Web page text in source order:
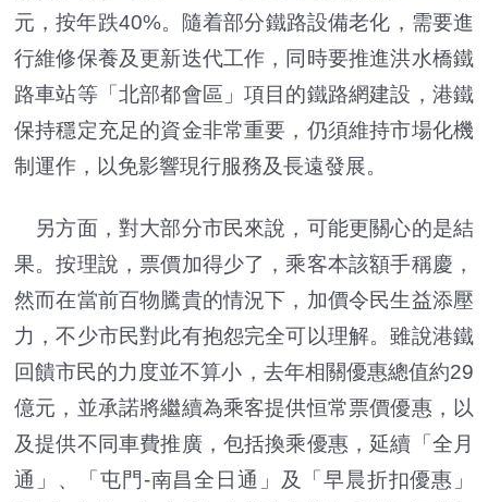
元，按年跌40%。隨着部分鐵路設備老化，需要進
行維修保養及更新迭代工作，同時要推進洪水橋鐵
路車站等「北部都會區」項目的鐵路網建設，港鐵
保持穩定充足的資金非常重要，仍須維持市場化機
制運作，以免影響現行服務及長遠發展。
另方面，對大部分市民來說，可能更關心的是結
果。按理說，票價加得少了，乘客本該額手稱慶，
然而在當前百物騰貴的情況下，加價令民生益添壓
力，不少市民對此有抱怨完全可以理解。雖說港鐵
回饋市民的力度並不算小，去年相關優惠總值約29
億元，並承諾將繼續為乘客提供恒常票價優惠，以
及提供不同車費推廣，包括換乘優惠，延續「全月
通」、「屯門-南昌全日通」及「早晨折扣優惠」